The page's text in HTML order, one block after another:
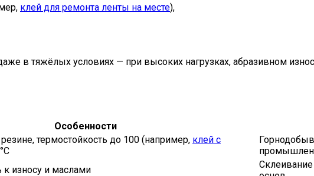
клей для ремонта ленты на месте),
в тяжёлых условиях — при высоких нагрузках, абразивном
Особенности
термостойкость до 100 (например, клей с
к износу и маслами